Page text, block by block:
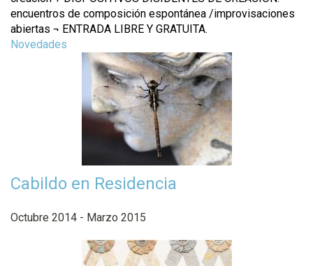
encuentros de composición espontánea /improvisaciones
abiertas ¬ ENTRADA LIBRE Y GRATUITA.
Novedades
Cabildo en Residencia
Octubre 2014 - Marzo 2015